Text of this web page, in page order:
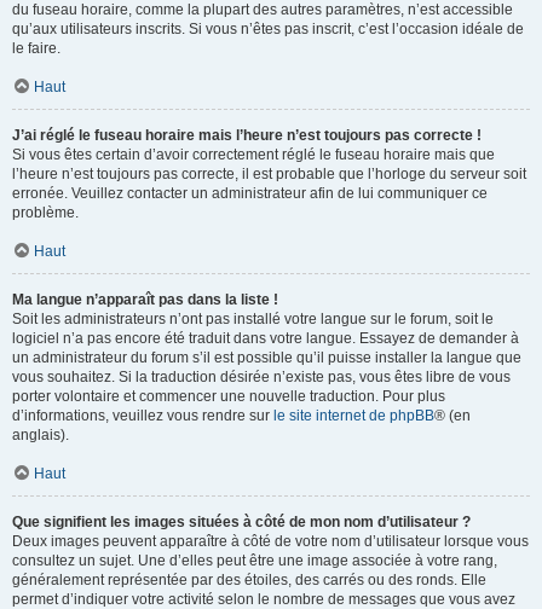
du fuseau horaire, comme la plupart des autres paramètres, n’est accessible
qu’aux utilisateurs inscrits. Si vous n’êtes pas inscrit, c’est l’occasion idéale de
le faire.
Haut
J’ai réglé le fuseau horaire mais l’heure n’est toujours pas correcte !
Si vous êtes certain d’avoir correctement réglé le fuseau horaire mais que
l’heure n’est toujours pas correcte, il est probable que l’horloge du serveur soit
erronée. Veuillez contacter un administrateur afin de lui communiquer ce
problème.
Haut
Ma langue n’apparaît pas dans la liste !
Soit les administrateurs n’ont pas installé votre langue sur le forum, soit le
logiciel n’a pas encore été traduit dans votre langue. Essayez de demander à
un administrateur du forum s’il est possible qu’il puisse installer la langue que
vous souhaitez. Si la traduction désirée n’existe pas, vous êtes libre de vous
porter volontaire et commencer une nouvelle traduction. Pour plus
d’informations, veuillez vous rendre sur le site internet de phpBB® (en
anglais).
Haut
Que signifient les images situées à côté de mon nom d’utilisateur ?
Deux images peuvent apparaître à côté de votre nom d’utilisateur lorsque vous
consultez un sujet. Une d’elles peut être une image associée à votre rang,
généralement représentée par des étoiles, des carrés ou des ronds. Elle
permet d’indiquer votre activité selon le nombre de messages que vous avez